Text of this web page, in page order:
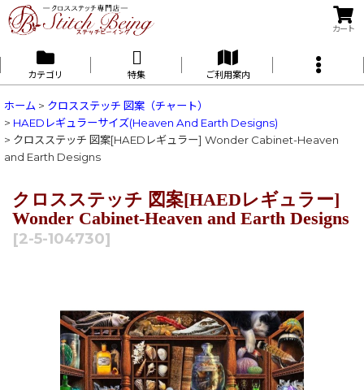
カート
カテゴリ 特集 ご利用案内
ホーム > クロスステッチ 図案（チャート）
> HAEDレギュラーサイズ(Heaven And Earth Designs)
> クロスステッチ 図案[HAEDレギュラー] Wonder Cabinet-Heaven
and Earth Designs
クロスステッチ 図案[HAEDレギュラー]
Wonder Cabinet-Heaven and Earth Designs
[2-5-104730]